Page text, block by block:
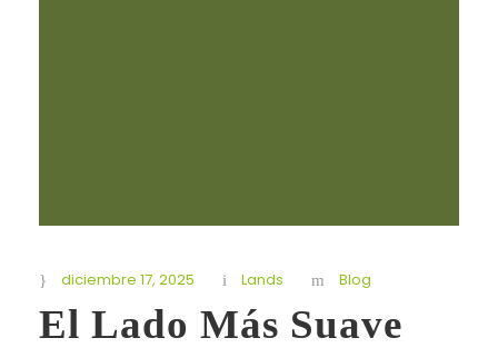
diciembre 17, 2025 Lands Blog
El Lado Más Suave